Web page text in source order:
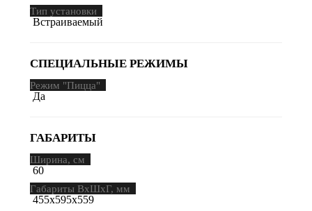
Тип установки
Встраиваемый
СПЕЦИАЛЬНЫЕ РЕЖИМЫ
Режим "Пицца"
Да
ГАБАРИТЫ
Ширина, см
60
Габариты ВхШхГ, мм
455х595х559